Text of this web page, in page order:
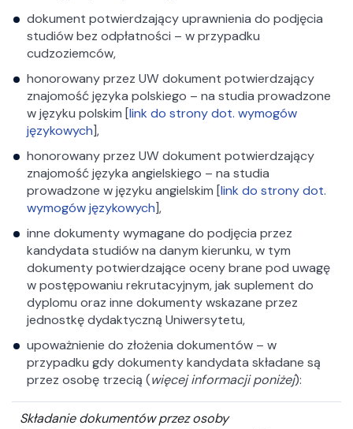
dokument potwierdzający uprawnienia do podjęcia
studiów bez odpłatności – w przypadku
cudzoziemców,
honorowany przez UW dokument potwierdzający
znajomość języka polskiego – na studia prowadzone
w języku polskim [link do strony dot. wymogów
językowych],
honorowany przez UW dokument potwierdzający
znajomość języka angielskiego – na studia
prowadzone w języku angielskim [link do strony dot.
wymogów językowych],
inne dokumenty wymagane do podjęcia przez
kandydata studiów na danym kierunku, w tym
dokumenty potwierdzające oceny brane pod uwagę
w postępowaniu rekrutacyjnym, jak suplement do
dyplomu oraz inne dokumenty wskazane przez
jednostkę dydaktyczną Uniwersytetu,
upoważnienie do złożenia dokumentów – w
przypadku gdy dokumenty kandydata składane są
przez osobę trzecią (więcej informacji poniżej):
Składanie dokumentów przez osoby